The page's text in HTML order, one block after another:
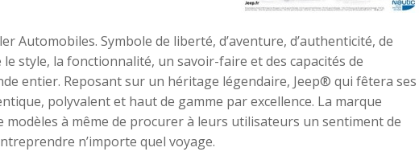
Automobiles. Symbole de liberté, d’aventure, d’authenticité, de
style, la fonctionnalité, un savoir-faire et des capacités de
entier. Reposant sur un héritage légendaire, Jeep® qui fêtera ses
polyvalent et haut de gamme par excellence. La marque
à même de procurer à leurs utilisateurs un sentiment de
n’importe quel voyage.